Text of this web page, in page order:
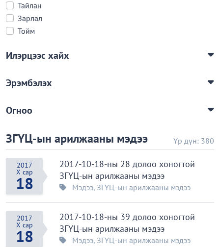
Тайлан
Зарлал
Тойм
Илэрцээс хайх
Эрэмбэлэх
Огноо
ЗГҮЦ-ын арилжааны мэдээ Үр дүн: 380
2017
X сар
18
2017-10-18-ны 28 долоо хоногтой
ЗГҮЦ-ын арилжааны мэдээ
Мэдээ, ЗГҮЦ-ын арилжааны мэдээ
2017
X сар
18
2017-10-18-ны 39 долоо хоногтой
ЗГҮЦ-ын арилжааны мэдээ
Мэдээ, ЗГҮЦ-ын арилжааны мэдээ